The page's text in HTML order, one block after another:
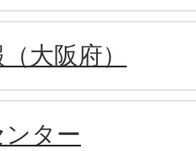
大阪府）
ター